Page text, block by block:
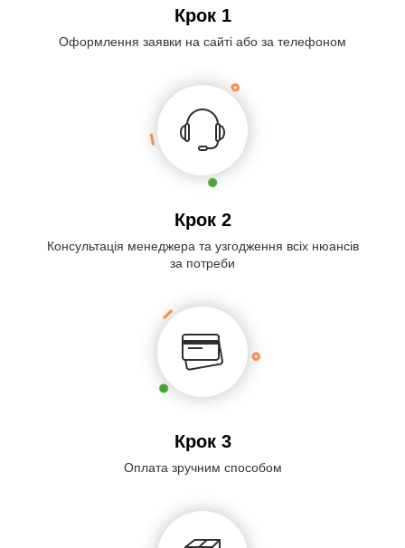
Крок 1
Оформлення заявки на сайті або за телефоном
Крок 2
Консультація менеджера та узгодження всіх нюансів
за потреби
Крок 3
Оплата зручним способом